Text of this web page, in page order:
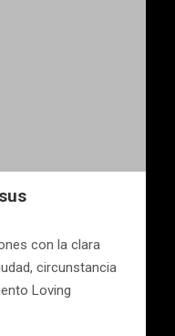
con la clara
circunstancia
Loving